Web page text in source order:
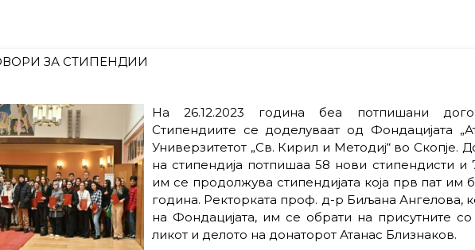
ЗА СТИПЕНДИИ
На 26.12.2023 година беа потпишани
Стипендиите се доделуваат од Фондацијата
Универзитетот „Св. Кирил и Методиј“ во Скопје.
на стипендија потпишаа 58 нови стипендисти и
им се продолжува стипендијата која прв пат им
година. Ректорката проф. д-р Биљана Ангелова,
на Фондацијата, им се обрати на присутните
ликот и делото на донаторот Атанас Близнаков.